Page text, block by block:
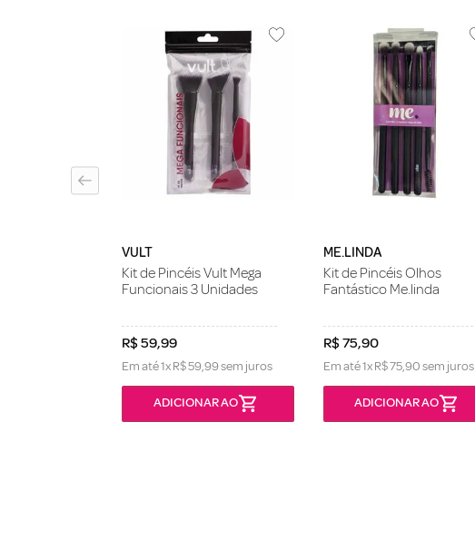
VULT
Kit de Pincéis Vult Mega
Funcionais 3 Unidades
R$59,99
Em até1xR$59,99sem juros
ADICIONAR AO
ME.LINDA
Kit de Pincéis Olhos
Fantástico Me.linda
R$75,90
Em até1xR$75,90sem juros
ADICIONAR AO